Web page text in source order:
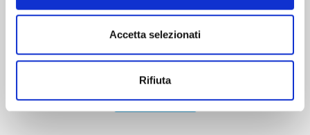
Accetta selezionati
Rifiuta
€ 5,90
Mostra tutto